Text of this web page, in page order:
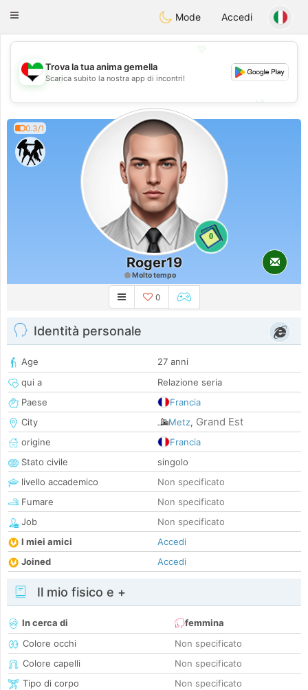
Emirates Chat
Toggle
Mode Accedi
💖
💕
💕
Trova la tua anima gemella
Scarica subito la nostra app di incontri!
0.3/1
0
Roger19
Molto tempo
0
Identità personale
Age
27 anni
qui a
Relazione seria
Paese
Francia
City
Metz, Grand Est
origine
Francia
Stato civile
singolo
livello accademico
Non specificato
Fumare
Non specificato
Job
Non specificato
I miei amici
Accedi
Joined
Accedi
Il mio fisico e +
In cerca di
femmina
Colore occhi
Non specificato
Colore capelli
Non specificato
Tipo di corpo
Non specificato